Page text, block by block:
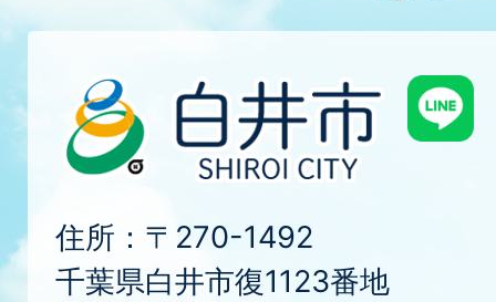
住所：〒270-1492
千葉県白井市復1123番地